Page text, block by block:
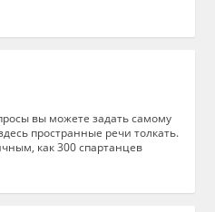
вы можете задать самому
пространные речи толкать.
как 300 спартанцев